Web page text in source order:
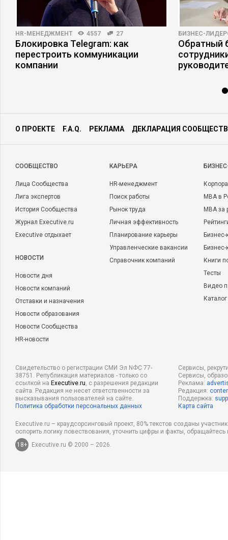
HR-МЕНЕДЖМЕНТ 4557 27
Блокировка Telegram: как
перестроить коммуникации
компании
БИЗНЕС-
Обратный
О ПРОЕКТЕ F.A.Q. РЕКЛАМА ДЕКЛАРАЦИЯ
CООБЩЕСТВО
Лица Сообщества
Лига экспертов
История Сообщества
Журнал Executive.ru
Executive отдыхает
НОВОСТИ
Новости дня
Новости компаний
Отставки и назначения
Новости образования
Новости Сообщества
HR-новости
КАРЬЕРА
HR-менеджмент
Поиск работы
Рынок труда
Личная эффективность
Планирование карьеры
Управленческие вакансии
Справочник компаний
MBA в
MBA
Бизнес-
Книги
Тесты
Видео
Свидетельство о регистрации СМИ Эл NФС 77-
38751. Републикация материалов - только со
ссылкой на Executive.ru, с разрешения редакции
сайта. Редакция не несет ответственности за
высказывания пользователей на сайте.
Политика обработки персональных данных
Сервисы,
Сервисы,
Реклама:
Редакция:
Поддержка:
Карта сайта
Executive.ru – краудсорсинговый проект, 80% текстов созданы
оспорить логику повествования, уточнить цифры и факты,
18+
Executive.ru © 2000 – 2026.